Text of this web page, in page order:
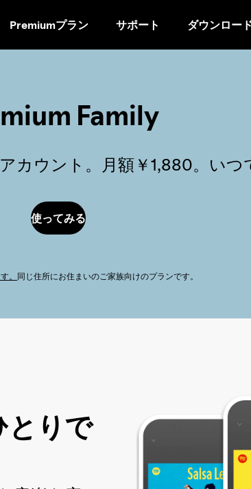
コ
ン
ペ
ー
に
ッ
プ
Premiumプラン サポート ダウンロー
Family
カウント。月額￥1,880。いつ
使ってみる
。 同じ住所にお住まいのご家族向けのプランです。
とりで